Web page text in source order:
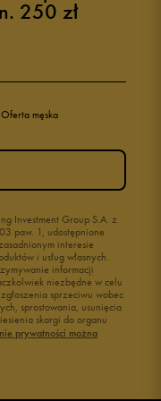
250 zł
Oferta męska
Investment Group S.A. z
paw. 1, udostępnione
interesie
i usług własnych.
informacji
niezbędne w celu
sprzeciwu wobec
sprostowania, usunięcia
skargi do organu
prywatności można